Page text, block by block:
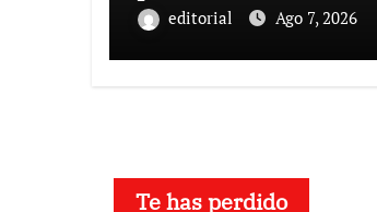
del agua y consultas
editorial Ago 7, 2026
Te has perdido